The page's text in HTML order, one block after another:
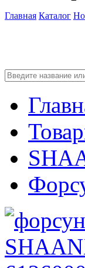
Главная Каталог